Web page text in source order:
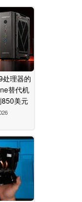
处理器的
替代机
850美元